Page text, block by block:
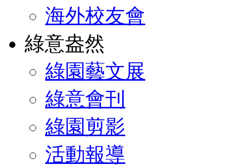
海外校友會
綠意盎然
綠園藝文展
綠意會刊
綠園剪影
活動報導